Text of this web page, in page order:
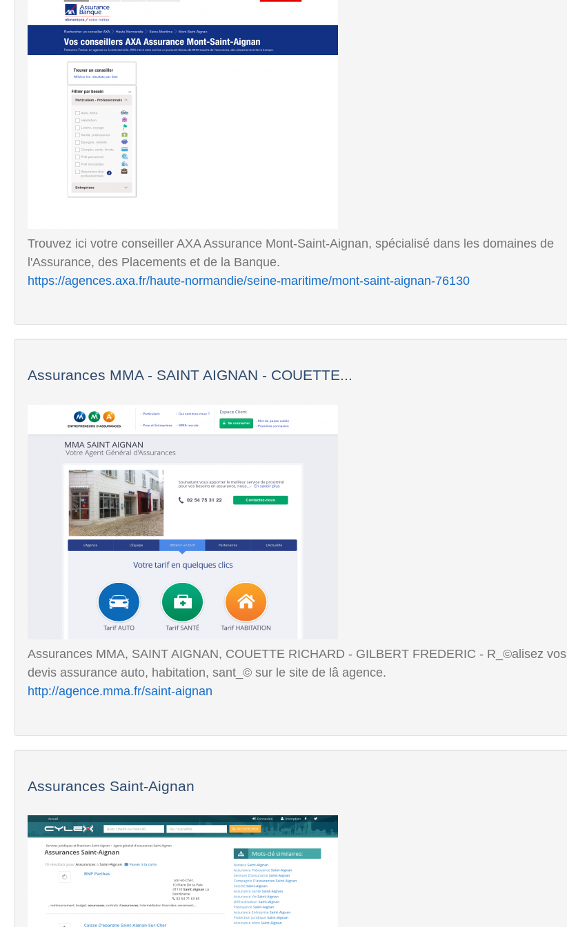
Trouvez ici votre conseiller AXA Assurance Mont-Saint-Aignan, spécialisé dans les domaines de
l'Assurance, des Placements et de la Banque.
https://agences.axa.fr/haute-normandie/seine-maritime/mont-saint-aignan-76130
Assurances MMA - SAINT AIGNAN - COUETTE...
Assurances MMA, SAINT AIGNAN, COUETTE RICHARD - GILBERT FREDERIC - R_©alisez vos
devis assurance auto, habitation, sant_© sur le site de lâ agence.
http://agence.mma.fr/saint-aignan
Assurances Saint-Aignan